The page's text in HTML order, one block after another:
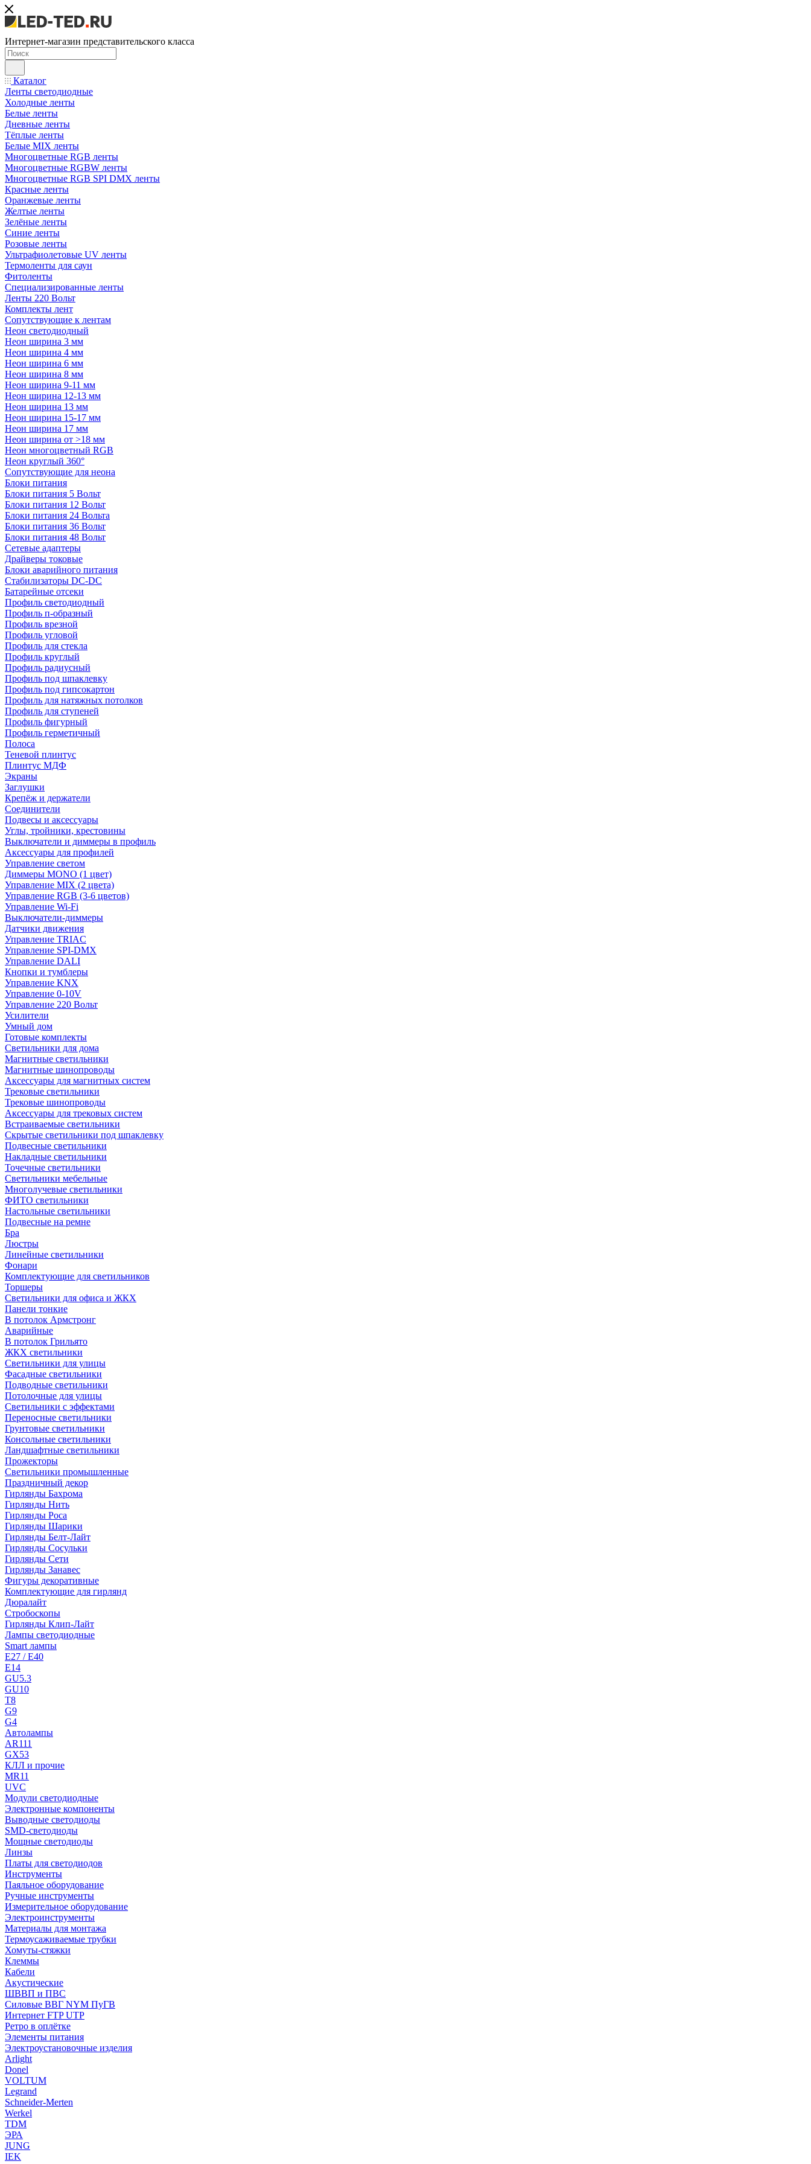
Интернет-магазин представительского класса
Каталог
Ленты светодиодные
Холодные ленты
Белые ленты
Дневные ленты
Тёплые ленты
Белые MIX ленты
Многоцветные RGB ленты
Многоцветные RGBW ленты
Многоцветные RGB SPI DMX ленты
Красные ленты
Оранжевые ленты
Желтые ленты
Зелёные ленты
Синие ленты
Розовые ленты
Ультрафиолетовые UV ленты
Термоленты для саун
Фитоленты
Специализированные ленты
Ленты 220 Вольт
Комплекты лент
Сопутствующие к лентам
Неон светодиодный
Неон ширина 3 мм
Неон ширина 4 мм
Неон ширина 6 мм
Неон ширина 8 мм
Неон ширина 9-11 мм
Неон ширина 12-13 мм
Неон ширина 13 мм
Неон ширина 15-17 мм
Неон ширина 17 мм
Неон ширина от >18 мм
Неон многоцветный RGB
Неон круглый 360°
Сопутствующие для неона
Блоки питания
Блоки питания 5 Вольт
Блоки питания 12 Вольт
Блоки питания 24 Вольта
Блоки питания 36 Вольт
Блоки питания 48 Вольт
Сетевые адаптеры
Драйверы токовые
Блоки аварийного питания
Стабилизаторы DC-DC
Батарейные отсеки
Профиль светодиодный
Профиль п-образный
Профиль врезной
Профиль угловой
Профиль для стекла
Профиль круглый
Профиль радиусный
Профиль под шпаклевку
Профиль под гипсокартон
Профиль для натяжных потолков
Профиль для ступеней
Профиль фигурный
Профиль герметичный
Полоса
Теневой плинтус
Плинтус МДФ
Экраны
Заглушки
Крепёж и держатели
Соединители
Подвесы и аксессуары
Углы, тройники, крестовины
Выключатели и диммеры в профиль
Аксессуары для профилей
Управление светом
Диммеры MONO (1 цвет)
Управление MIX (2 цвета)
Управление RGB (3-6 цветов)
Управление Wi-Fi
Выключатели-диммеры
Датчики движения
Управление TRIAC
Управление SPI-DMX
Управление DALI
Кнопки и тумблеры
Управление KNX
Управление 0-10V
Управление 220 Вольт
Усилители
Умный дом
Готовые комплекты
Светильники для дома
Магнитные светильники
Магнитные шинопроводы
Аксессуары для магнитных систем
Трековые светильники
Трековые шинопроводы
Аксессуары для трековых систем
Встраиваемые светильники
Скрытые светильники под шпаклевку
Подвесные светильники
Накладные светильники
Точечные светильники
Светильники мебельные
Многолучевые светильники
ФИТО светильники
Настольные светильники
Подвесные на ремне
Бра
Люстры
Линейные светильники
Фонари
Комплектующие для светильников
Торшеры
Светильники для офиса и ЖКХ
Панели тонкие
В потолок Армстронг
Аварийные
В потолок Грильято
ЖКХ светильники
Светильники для улицы
Фасадные светильники
Подводные светильники
Потолочные для улицы
Светильники с эффектами
Переносные светильники
Грунтовые светильники
Консольные светильники
Ландшафтные светильники
Прожекторы
Светильники промышленные
Праздничный декор
Гирлянды Бахрома
Гирлянды Нить
Гирлянды Роса
Гирлянды Шарики
Гирлянды Белт-Лайт
Гирлянды Сосульки
Гирлянды Сети
Гирлянды Занавес
Фигуры декоративные
Комплектующие для гирлянд
Дюралайт
Стробоскопы
Гирлянды Клип-Лайт
Лампы светодиодные
Smart лампы
E27 / E40
E14
GU5.3
GU10
T8
G9
G4
Автолампы
AR111
GX53
КЛЛ и прочие
MR11
UVC
Модули светодиодные
Электронные компоненты
Выводные светодиоды
SMD-светодиоды
Мощные светодиоды
Линзы
Платы для светодиодов
Инструменты
Паяльное оборудование
Ручные инструменты
Измерительное оборудование
Электроинструменты
Материалы для монтажа
Термоусаживаемые трубки
Хомуты-стяжки
Клеммы
Кабели
Акустические
ШВВП и ПВС
Силовые ВВГ NYM ПуГВ
Интернет FTP UTP
Ретро в оплётке
Элементы питания
Электроустановочные изделия
Arlight
Donel
VOLTUM
Legrand
Schneider-Merten
Werkel
TDM
ЭРА
JUNG
IEK